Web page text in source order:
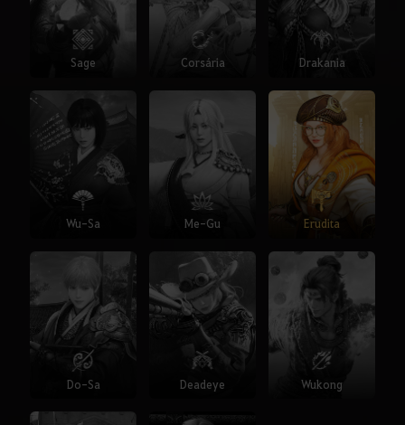
Sage Corsária Drakania
Wu-Sa Me-Gu Erudita
Do-Sa Deadeye Wukong